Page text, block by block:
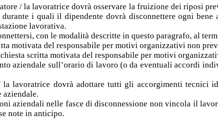
/ la lavoratrice dovrà osservare la fruizione dei riposi
i quali il dipendente dovrà disconnettere ogni
lavorativa.
con le modalità descritte in questo paragrafo, al
motivata del responsabile per motivi organizzativi non
scritta motivata del responsabile per motivi
aziendale sull’orario di lavoro (o da eventuali accordi
lavoratrice dovrà adottare tutti gli accorgimenti tecnici
aziendale.
aziendali nelle fasce di disconnessione non vincola il
note in anticipo.